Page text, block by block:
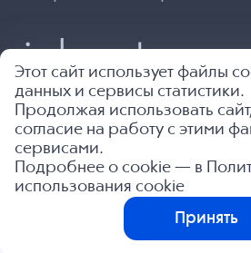
Этот сайт использует файлы
данных и сервисы статистики.
Продолжая использовать
согласие на работу с этими
сервисами.
Подробнее о cookie — в
использования cookie
Принять